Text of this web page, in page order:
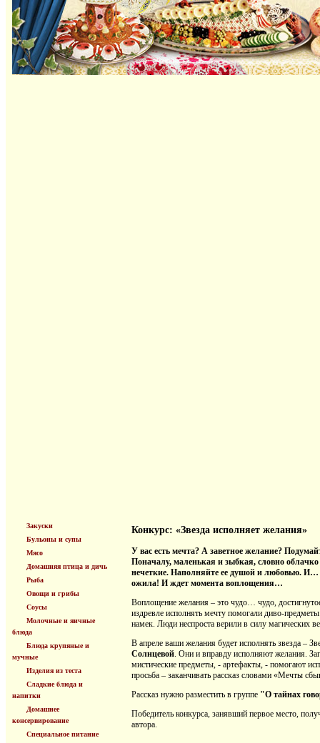
Закуски
Бульоны и супы
Мясо
Домашняя птица и дичь
Рыба
Овощи и грибы
Соусы
Молочные и яичные
блюда
Блюда крупяные и
мучные
Изделия из теста
Сладкие блюда и
напитки
Домашнее
консервирование
Специальное питание
Конкурс: «Звезда исполняет желания»
У вас есть мечта? А заветное желание?
Поначалу, маленькая и зыбкая, словно
нечеткие. Наполняйте ее душой и любовью. И…
ожила! И ждет момента воплощения…
Воплощение желания – это чудо… чудо,
издревле исполнять мечту помогали диво-
намек. Люди неспроста верили в силу магических
В апреле ваши желания будет исполнять звезда –
Солнцевой. Они и вправду исполняют желания.
мистические предметы, - артефакты, - помогают
просьба – заканчивать рассказ словами «Мечты
Рассказ нужно разместить в группе "О тайнах
Победитель конкурса, занявший первое место,
автора.